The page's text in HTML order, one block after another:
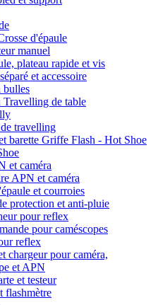
d'épaule
manuel
plateau rapide et vis
et accessoire
bulles
Travelling de table
travelling
barette Griffe Flash - Hot Shoe
et caméra
APN et caméra
et courroies
protection et anti-pluie
pour reflex
pour caméscopes
reflex
chargeur pour caméra,
et APN
et testeur
flashmètre